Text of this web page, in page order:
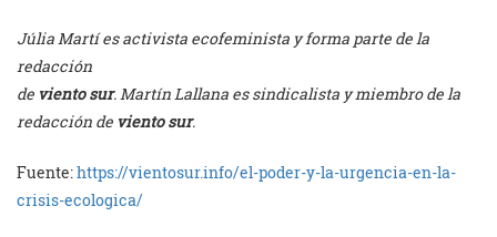
Júlia Martí es activista ecofeminista y forma parte de la
redacción
de viento sur. Martín Lallana es sindicalista y miembro de la
redacción de viento sur.
Fuente:https://vientosur.info/el-poder-y-la-urgencia-en-la-
crisis-ecologica/